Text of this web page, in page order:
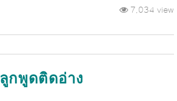
7,034 view
ลูกพูดติดอ่าง